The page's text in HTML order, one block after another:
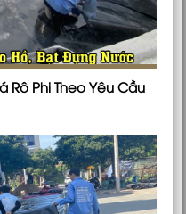
Rô Phi Theo Yêu Cầu